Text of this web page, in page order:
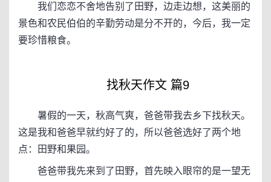
我们恋恋不舍地告别了田野，边走边想，这美丽的
景色和农民伯伯的辛勤劳动是分不开的，今后，我一定
要珍惜粮食。
找秋天作文 篇9
暑假的一天，秋高气爽，爸爸带我去乡下找秋天。
这是我和爸爸早就约好了的，所以爸爸选好了两个地
点：田野和果园。
爸爸带我先来到了田野，首先映入眼帘的是一望无